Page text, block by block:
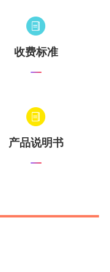
收费标准
产品说明书